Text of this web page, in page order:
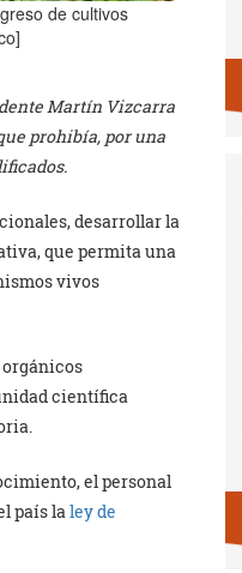
de cultivos
Martín Vizcarra
prohibía, por una
desarrollar la
que permita una
vivos
científica
el personal
país laley de